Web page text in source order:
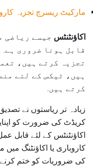
مارکیٹ ریسرچ تجزیہ
اکاؤنٹنٹس جیسے ریاضی
قابل ہونا ضروری ہے.
تجزیہ کرتے ہیں،
ہیں، ٹیکس کے لئے
کرتے ہیں.
کریڈٹ کی ضرورت کو
اکاؤنٹنٹس کے لئے قابل
کاروباری یا اکاؤنٹنگ
کی ضروریات کو ختم کرنے